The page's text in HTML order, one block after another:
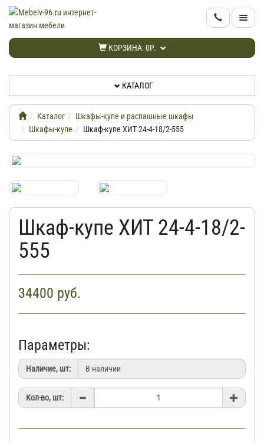
КОРЗИНА:0Р.
КАТАЛОГ
НОВИНКИ
ИНФОРМАЦИЯ
ДОСТАВКА
КАБИНЕТ
КОНТАКТЫ
КАТАЛОГ
Каталог
Шкафы-купе и распашные шкафы
Шкафы-купе
Шкаф-купе ХИТ 24-4-18/2-555
Шкаф-купе ХИТ 24-4-18/2-
555
34400 руб.
Параметры:
Наличие, шт:
Кол-во, шт: